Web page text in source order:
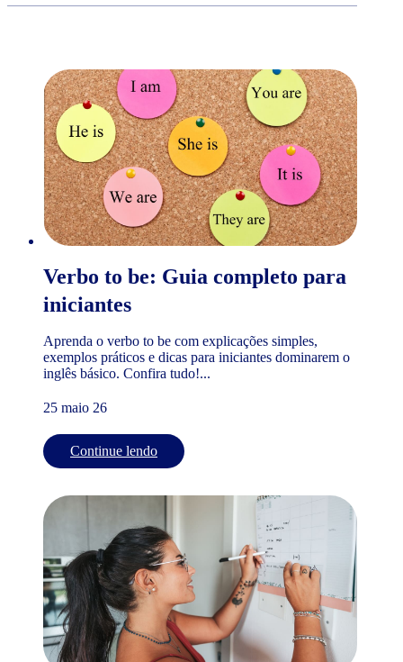
Verbo to be: Guia completo para
iniciantes
Aprenda o verbo to be com explicações simples,
exemplos práticos e dicas para iniciantes dominarem o
inglês básico. Confira tudo!...
25 maio 26
Continue lendo